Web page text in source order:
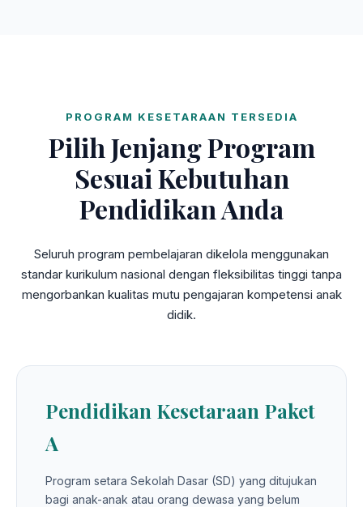
PROGRAM KESETARAAN TERSEDIA
Pilih Jenjang Program
Sesuai Kebutuhan
Pendidikan Anda
Seluruh program pembelajaran dikelola menggunakan
standar kurikulum nasional dengan fleksibilitas tinggi tanpa
mengorbankan kualitas mutu pengajaran kompetensi anak
didik.
Pendidikan Kesetaraan Paket
A
Program setara Sekolah Dasar (SD) yang ditujukan
bagi anak-anak atau orang dewasa yang belum